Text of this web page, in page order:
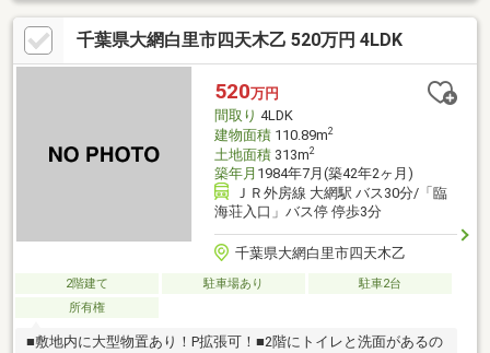
千葉県大網白里市四天木乙 520万円 4LDK
520万円
間取り 4LDK
建物面積110.89m2
土地面積313m2
築年月 1984年7月(築42年2ヶ月)
ＪＲ外房線 大網駅 バス30分/「臨
海荘入口」バス停 停歩3分
千葉県大網白里市四天木乙
2階建て 駐車場あり
駐車2台
所有権
■敷地内に大型物置あり！P拡張可！■2階にトイレと洗面があるの